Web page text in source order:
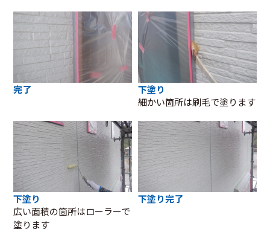
完了
下塗り
細かい箇所は刷毛で塗ります
下塗り
広い面積の箇所はローラーで
塗ります
下塗り完了